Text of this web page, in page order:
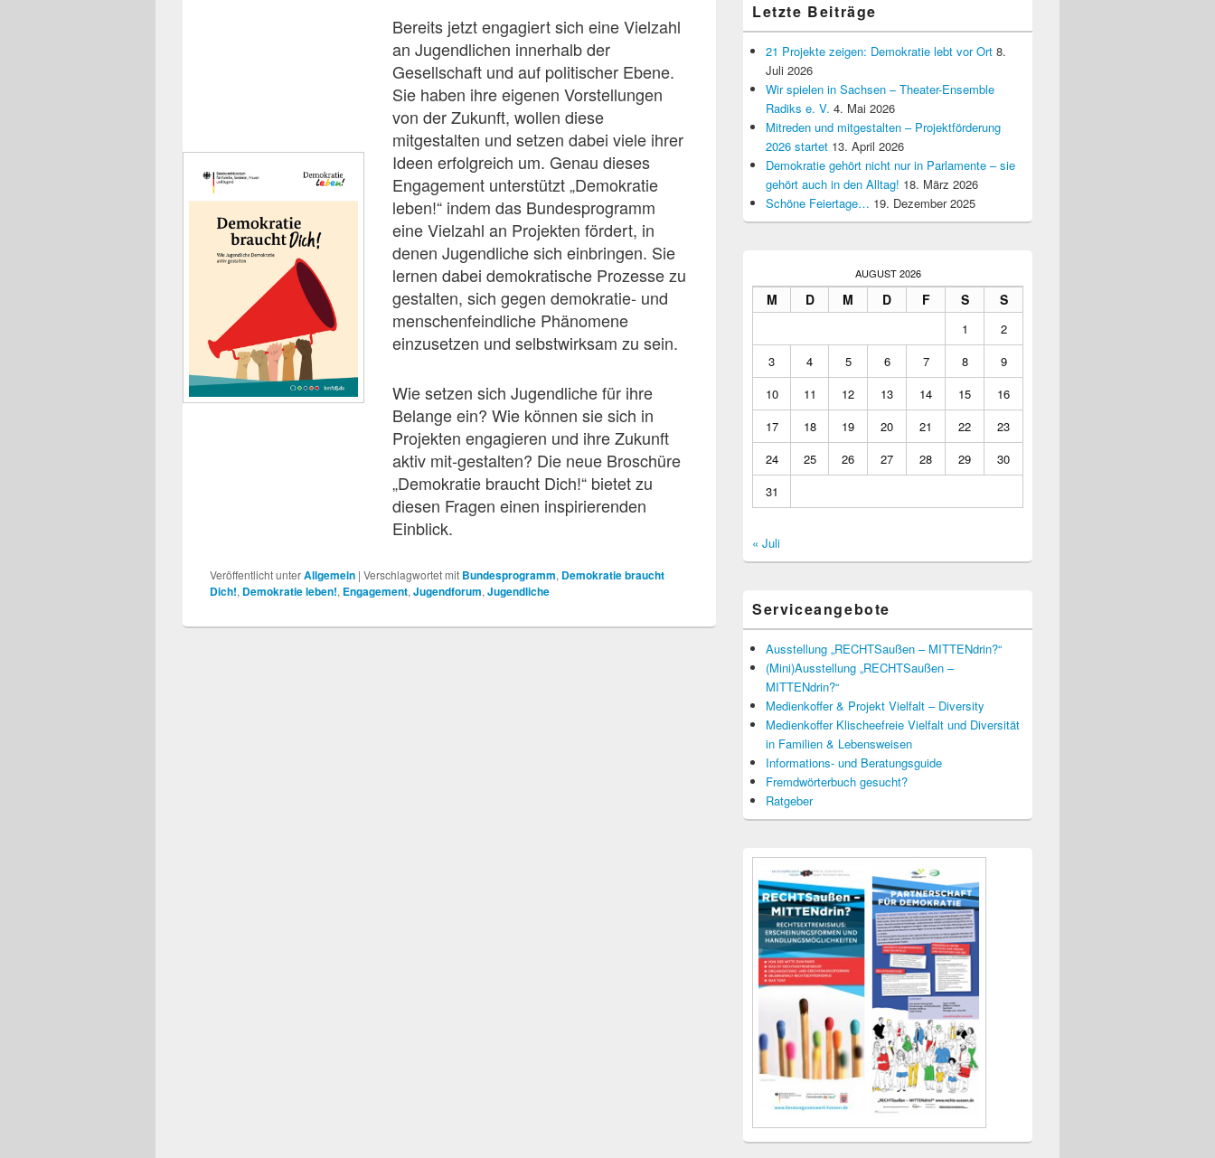
Bereits jetzt engagiert sich eine Vielzahl
an Jugendlichen innerhalb der
Gesellschaft und auf politischer Ebene.
Sie haben ihre eigenen Vorstellungen
von der Zukunft, wollen diese
mitgestalten und setzen dabei viele ihrer
Ideen erfolgreich um. Genau dieses
Engagement unterstützt „Demokratie
leben!“ indem das Bundesprogramm
eine Vielzahl an Projekten fördert, in
denen Jugendliche sich einbringen. Sie
lernen dabei demokratische Prozesse zu
gestalten, sich gegen demokratie- und
menschenfeindliche Phänomene
einzusetzen und selbstwirksam zu sein.
Wie setzen sich Jugendliche für ihre
Belange ein? Wie können sie sich in
Projekten engagieren und ihre Zukunft
aktiv mit-gestalten? Die neue Broschüre
„Demokratie braucht Dich!“ bietet zu
diesen Fragen einen inspirierenden
Einblick.
Veröffentlicht unterAllgemein | Verschlagwortet mit Bundesprogramm, Demokratie braucht
Dich!, Demokratie leben!, Engagement, Jugendforum, Jugendliche
Letzte Beiträge
21 Projekte zeigen: Demokratie lebt vor Ort 8.
Juli 2026
Wir spielen in Sachsen – Theater-Ensemble
Radiks e. V. 4. Mai 2026
Mitreden und mitgestalten – Projektförderung
2026 startet 13. April 2026
Demokratie gehört nicht nur in Parlamente – sie
gehört auch in den Alltag! 18. März 2026
Schöne Feiertage… 19. Dezember 2025
AUGUST 2026
M D M D F S S
1
2
3
4 5 6 7 8
9
10
11 12 13 14 15
16
17
18 19 20 21 22
23
24
25 26 27 28 29
30
31
« Juli
Serviceangebote
Ausstellung „RECHTSaußen – MITTENdrin?“
(Mini)Ausstellung „RECHTSaußen –
MITTENdrin?“
Medienkoffer & Projekt Vielfalt – Diversity
Medienkoffer Klischeefreie Vielfalt und Diversität
in Familien & Lebensweisen
Informations- und Beratungsguide
Fremdwörterbuch gesucht?
Ratgeber